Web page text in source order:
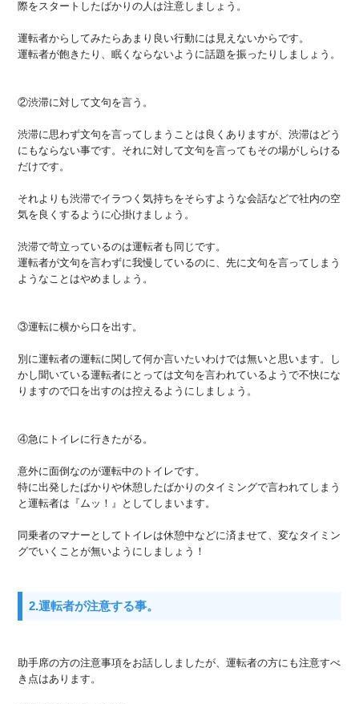
際をスタートしたばかりの人は注意しましょう。
運転者からしてみたらあまり良い行動には見えないからです。
運転者が飽きたり、眠くならないように話題を振ったりしましょう。
②渋滞に対して文句を言う。
渋滞に思わず文句を言ってしまうことは良くありますが、渋滞はどう
にもならない事です。それに対して文句を言ってもその場がしらける
だけです。
それよりも渋滞でイラつく気持ちをそらすような会話などで社内の空
気を良くするように心掛けましょう。
渋滞で苛立っているのは運転者も同じです。
運転者が文句を言わずに我慢しているのに、先に文句を言ってしまう
ようなことはやめましょう。
③運転に横から口を出す。
別に運転者の運転に関して何か言いたいわけでは無いと思います。し
かし聞いている運転者にとっては文句を言われているようで不快にな
りますので口を出すのは控えるようにしましょう。
④急にトイレに行きたがる。
意外に面倒なのが運転中のトイレです。
特に出発したばかりや休憩したばかりのタイミングで言われてしまう
と運転者は『ムッ！』としてしまいます。
同乗者のマナーとしてトイレは休憩中などに済ませて、変なタイミン
グでいくことが無いようにしましょう！
2.運転者が注意する事。
助手席の方の注意事項をお話ししましたが、運転者の方にも注意すべ
き点はあります。